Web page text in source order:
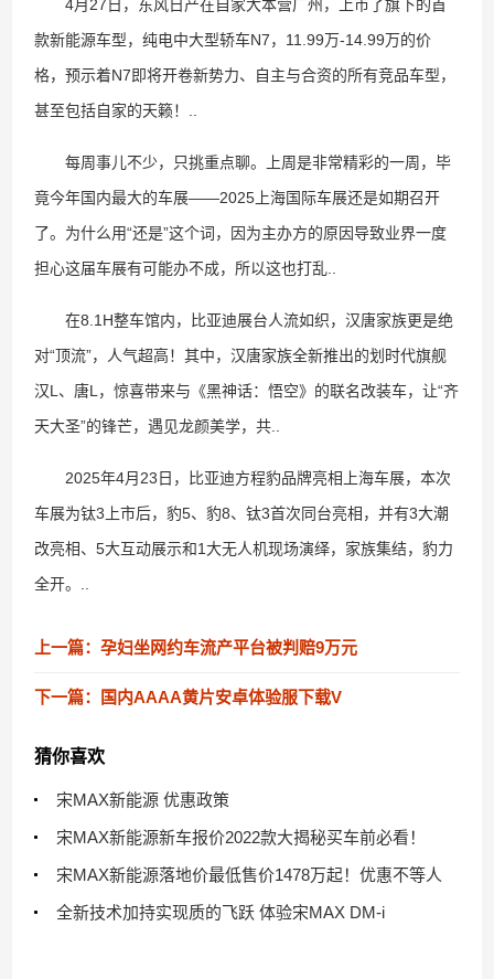
4月27日，东风日产在自家大本营广州，上市了旗下的首
款新能源车型，纯电中大型轿车N7，11.99万-14.99万的价
格，预示着N7即将开卷新势力、自主与合资的所有竞品车型，
甚至包括自家的天籁！..
每周事儿不少，只挑重点聊。上周是非常精彩的一周，毕
竟今年国内最大的车展——2025上海国际车展还是如期召开
了。为什么用“还是”这个词，因为主办方的原因导致业界一度
担心这届车展有可能办不成，所以这也打乱..
在8.1H整车馆内，比亚迪展台人流如织，汉唐家族更是绝
对“顶流”，人气超高！其中，汉唐家族全新推出的划时代旗舰
汉L、唐L，惊喜带来与《黑神话：悟空》的联名改装车，让“齐
天大圣”的锋芒，遇见龙颜美学，共..
2025年4月23日，比亚迪方程豹品牌亮相上海车展，本次
车展为钛3上市后，豹5、豹8、钛3首次同台亮相，并有3大潮
改亮相、5大互动展示和1大无人机现场演绎，家族集结，豹力
全开。..
上一篇：孕妇坐网约车流产平台被判赔9万元
下一篇：国内AAAA黄片安卓体验服下载V
猜你喜欢
宋MAX新能源 优惠政策
宋MAX新能源新车报价2022款大揭秘买车前必看！
宋MAX新能源落地价最低售价1478万起！优惠不等人
全新技术加持实现质的飞跃 体验宋MAX DM-i